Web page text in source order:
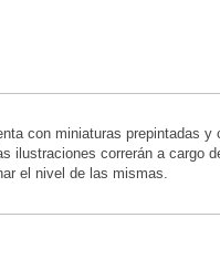
con miniaturas prepintadas y
ilustraciones correrán a cargo
el nivel de las mismas.